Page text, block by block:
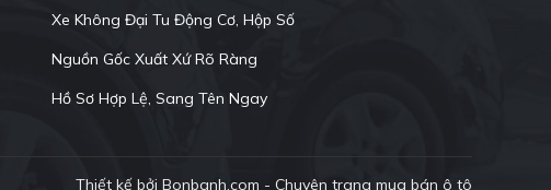
Xe Không Đại Tu Động Cơ, Hộp Số
Nguồn Gốc Xuất Xứ Rõ Ràng
Hồ Sơ Hợp Lệ, Sang Tên Ngay
Thiết kế bởi Bonbanh.com - Chuyên trang mua bán ô tô